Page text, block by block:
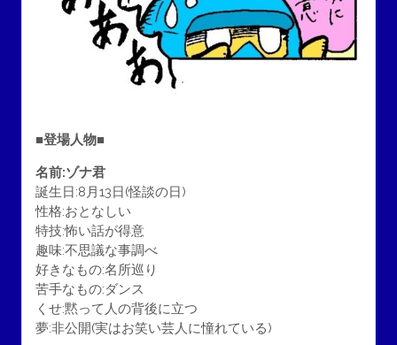
■登場人物■
名前:ゾナ君
誕生日:8月13日(怪談の日)
性格:おとなしい
特技:怖い話が得意
趣味:不思議な事調べ
好きなもの:名所巡り
苦手なもの:ダンス
くせ:黙って人の背後に立つ
夢:非公開(実はお笑い芸人に憧れている)